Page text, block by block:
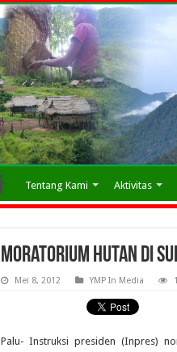
Tentang Kami Aktivitas
Moratorium Hutan di
Mei 8, 2012 YMP In Media
Palu- Instruksi presiden (Inpres)